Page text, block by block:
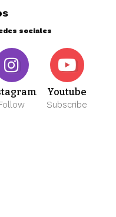
sociales
Youtube
Subscribe